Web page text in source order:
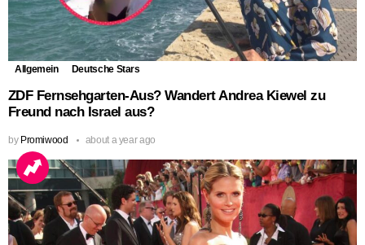
Allgemein Deutsche Stars
ZDF Fernsehgarten-Aus? Wandert Andrea Kiewel zu
Freund nach Israel aus?
by Promiwood about a year ago